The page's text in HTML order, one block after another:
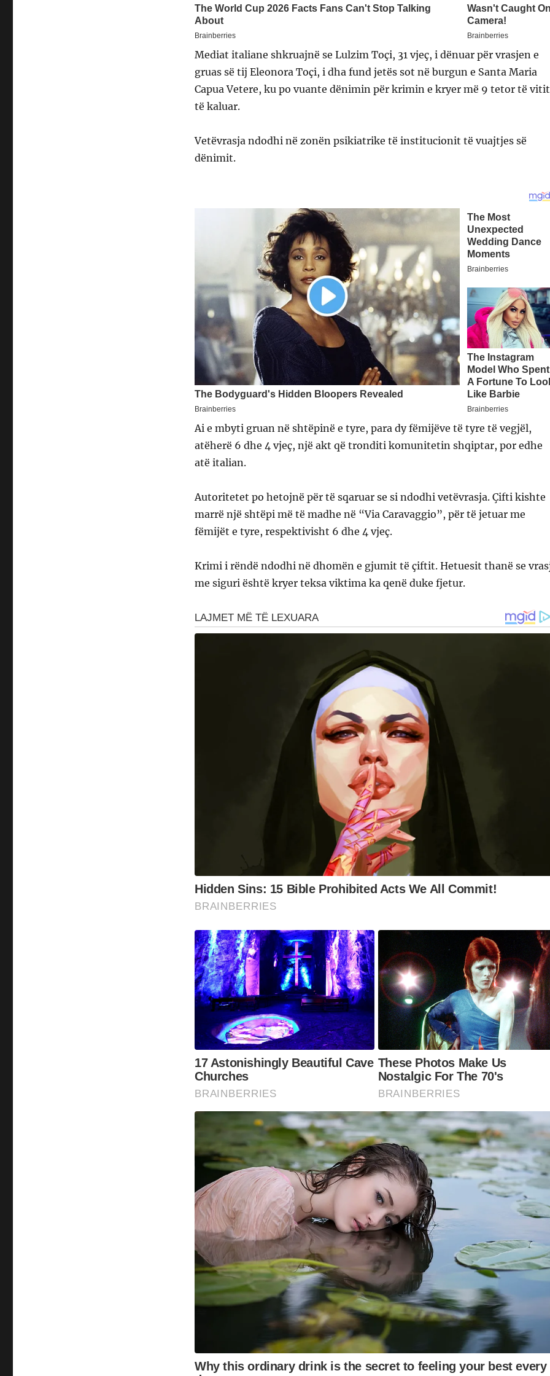
Mediat italiane shkruajnë se Lulzim Toçi, 31 vjeç, i dënuar për vrasjen e
gruas së tij Eleonora Toçi, i dha fund jetës sot në burgun e Santa Maria
Capua Vetere, ku po vuante dënimin për krimin e kryer më 9 tetor të vitit
të kaluar.
Vetëvrasja ndodhi në zonën psikiatrike të institucionit të vuajtjes së
dënimit.
Ai e mbyti gruan në shtëpinë e tyre, para dy fëmijëve të tyre të vegjël,
atëherë 6 dhe 4 vjeç, një akt që tronditi komunitetin shqiptar, por edhe
atë italian.
Autoritetet po hetojnë për të sqaruar se si ndodhi vetëvrasja. Çifti kishte
marrë një shtëpi më të madhe në “Via Caravaggio”, për të jetuar me
fëmijët e tyre, respektivisht 6 dhe 4 vjeç.
Krimi i rëndë ndodhi në dhomën e gjumit të çiftit. Hetuesit thanë se
me siguri është kryer teksa viktima ka qenë duke fjetur.